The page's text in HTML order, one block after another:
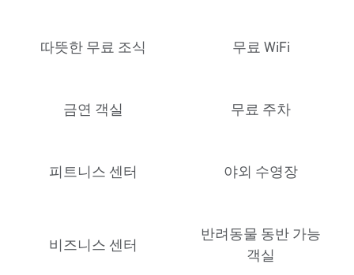
따뜻한 무료 조식 무료 WiFi
금연 객실 무료 주차
피트니스 센터 야외 수영장
비즈니스 센터
반려동물 동반 가능
객실